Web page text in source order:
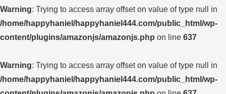
Warning: Trying to access array offset on value of type null in
/home/happyhaniel/happyhaniel444.com/public_html/wp-
content/plugins/amazonjs/amazonjs.php on line 637
Warning: Trying to access array offset on value of type null in
/home/happyhaniel/happyhaniel444.com/public_html/wp-